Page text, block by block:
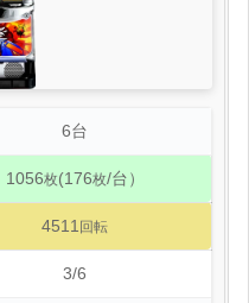
6台
1056枚(176枚/台）
4511 回転
3/6